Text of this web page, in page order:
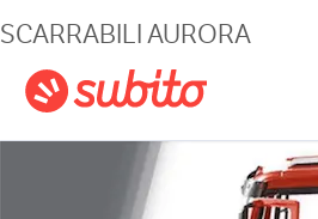
Magazine
SCARRABILI AURORA